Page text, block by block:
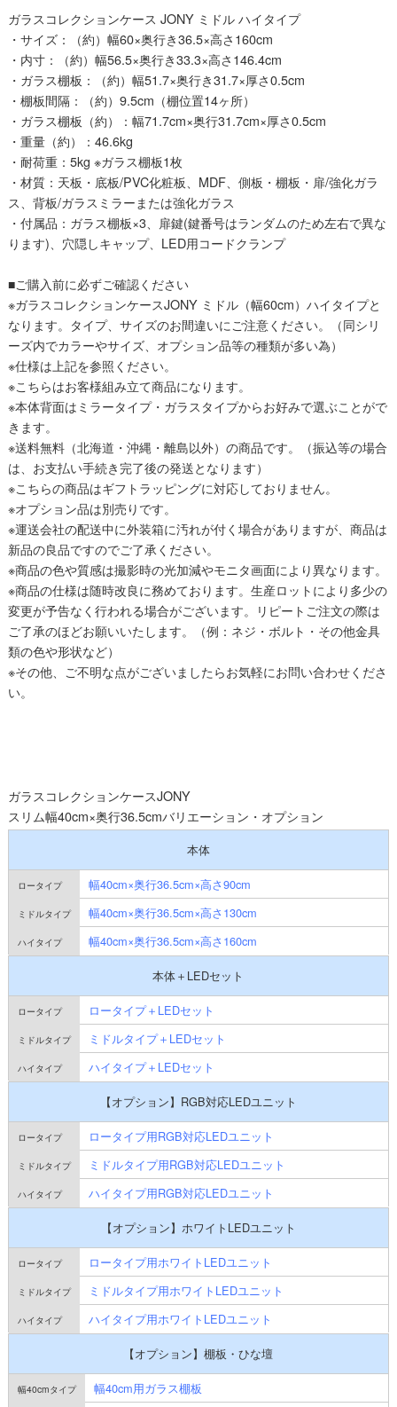
ガラスコレクションケース JONY ミドル ハイタイプ
・サイズ：（約）幅60×奥行き36.5×高さ160cm
・内寸：（約）幅56.5×奥行き33.3×高さ146.4cm
・ガラス棚板：（約）幅51.7×奥行き31.7×厚さ0.5cm
・棚板間隔：（約）9.5cm（棚位置14ヶ所）
・ガラス棚板（約）：幅71.7cm×奥行31.7cm×厚さ0.5cm
・重量（約）：46.6kg
・耐荷重：5kg ※ガラス棚板1枚
・材質：天板・底板/PVC化粧板、MDF、側板・棚板・扉/強化ガラ
ス、背板/ガラスミラーまたは強化ガラス
・付属品：ガラス棚板×3、扉鍵(鍵番号はランダムのため左右で異な
ります)、穴隠しキャップ、LED用コードクランプ
■ご購入前に必ずご確認ください
※ガラスコレクションケースJONY ミドル（幅60cm）ハイタイプと
なります。タイプ、サイズのお間違いにご注意ください。（同シリ
ーズ内でカラーやサイズ、オプション品等の種類が多い為）
※仕様は上記を参照ください。
※こちらはお客様組み立て商品になります。
※本体背面はミラータイプ・ガラスタイプからお好みで選ぶことがで
きます。
※送料無料（北海道・沖縄・離島以外）の商品です。（振込等の場合
は、お支払い手続き完了後の発送となります）
※こちらの商品はギフトラッピングに対応しておりません。
※オプション品は別売りです。
※運送会社の配送中に外装箱に汚れが付く場合がありますが、商品は
新品の良品ですのでご了承ください。
※商品の色や質感は撮影時の光加減やモニタ画面により異なります。
※商品の仕様は随時改良に務めております。生産ロットにより多少の
変更が予告なく行われる場合がございます。リピートご注文の際は
ご了承のほどお願いいたします。（例：ネジ・ボルト・その他金具
類の色や形状など）
※その他、ご不明な点がございましたらお気軽にお問い合わせくださ
い。
ガラスコレクションケースJONY
スリム幅40cm×奥行36.5cmバリエーション・オプション
本体
幅40cm×奥行36.5cm×高さ90cm
幅40cm×奥行36.5cm×高さ130cm
幅40cm×奥行36.5cm×高さ160cm
本体＋LEDセット
ロータイプ＋LEDセット
ミドルタイプ＋LEDセット
ハイタイプ＋LEDセット
【オプション】RGB対応LEDユニット
ロータイプ用RGB対応LEDユニット
ミドルタイプ用RGB対応LEDユニット
ハイタイプ用RGB対応LEDユニット
【オプション】ホワイトLEDユニット
ロータイプ用ホワイトLEDユニット
ミドルタイプ用ホワイトLEDユニット
ハイタイプ用ホワイトLEDユニット
【オプション】棚板・ひな壇
幅40cm用ガラス棚板